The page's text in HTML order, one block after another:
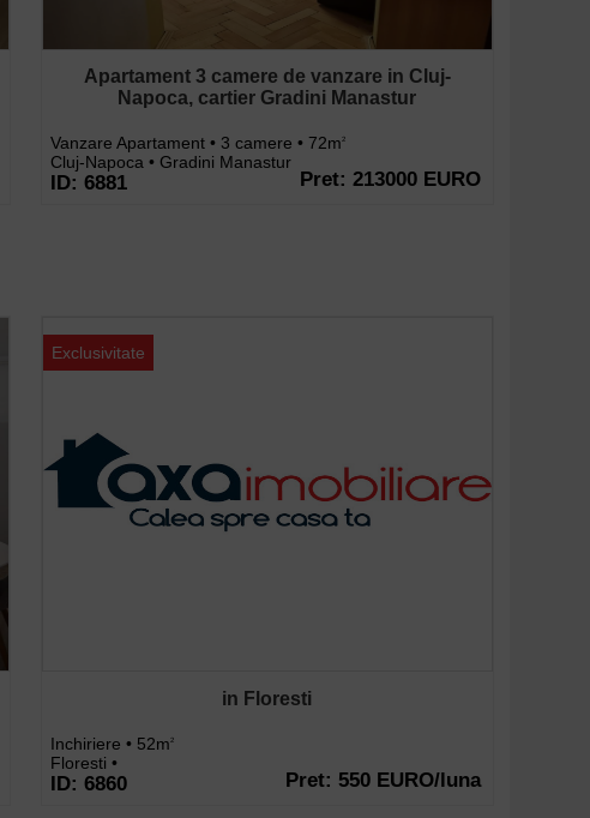
Apartament 3 camere de vanzare in Cluj-
Napoca, cartier Gradini Manastur
Vanzare Apartament • 3 camere • 72m2
Cluj-Napoca • Gradini Manastur
ID: 6881 Pret: 213000 EURO
Exclusivitate
in Floresti
Inchiriere • 52m2
Floresti •
ID: 6860 Pret: 550 EURO/luna